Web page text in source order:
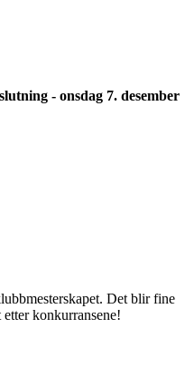
- onsdag 7. desember
Det blir fine
konkurransene!